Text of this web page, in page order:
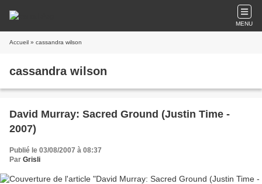
MENU
Accueil » cassandra wilson
cassandra wilson
David Murray: Sacred Ground (Justin Time -
2007)
Publié le 03/08/2007 à 08:37
Par Grisli